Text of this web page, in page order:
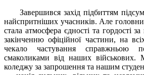
Завершився захід підбиттям
найспритніших учасників. Але
стала атмосфера єдності та гордості
закінченню офіційної частини, на
чекало частування справжньою
смаколиками від наших військових.
коледжу за запрошення та нашим